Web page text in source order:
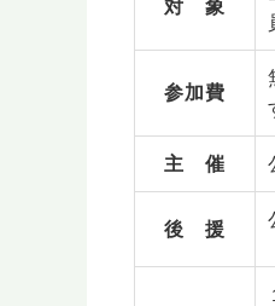
対 象
参加費
主 催
後 援